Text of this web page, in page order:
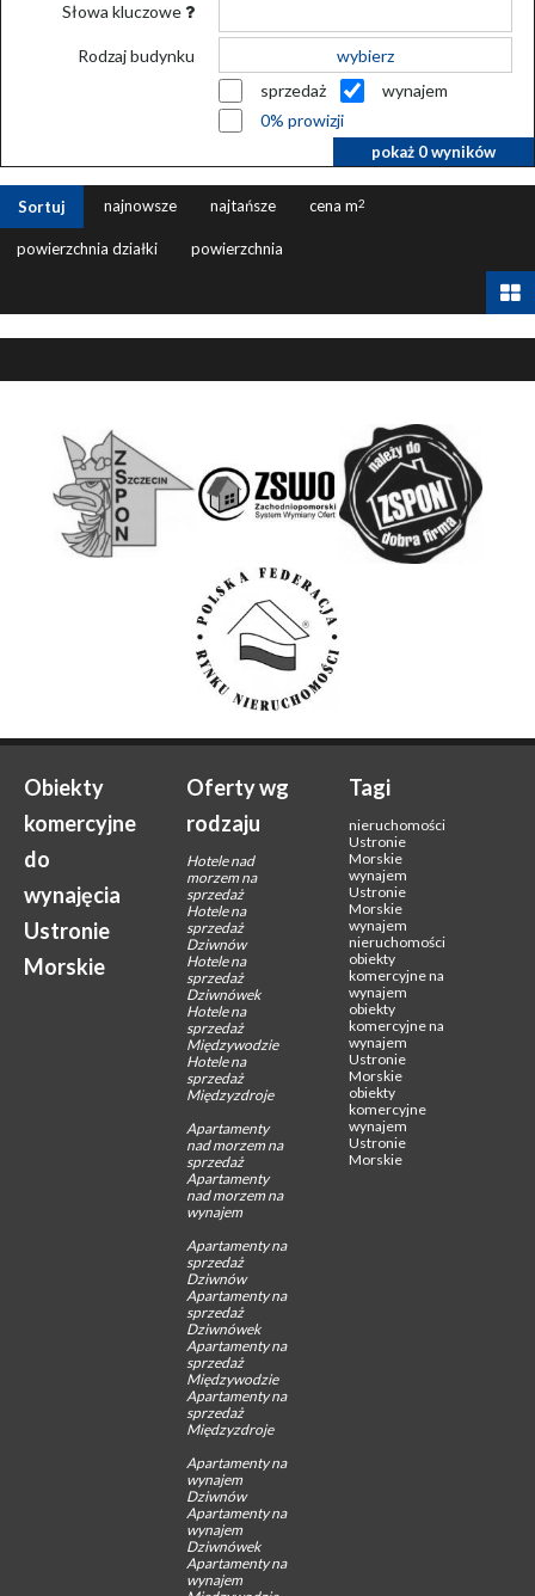
Słowa kluczowe
Rodzaj budynku
wybierz
sprzedaż
wynajem
0% prowizji
pokaż 0wyników
Sortuj najnowsze najtańsze cena m2
powierzchnia działki powierzchnia
Obiekty
komercyjne
do
wynajęcia
Ustronie
Morskie
Oferty wg
rodzaju
Hotele nad
morzem na
sprzedaż
Hotele na
sprzedaż
Dziwnów
Hotele na
sprzedaż
Dziwnówek
Hotele na
sprzedaż
Międzywodzie
Hotele na
sprzedaż
Międzyzdroje
Apartamenty
nad morzem na
sprzedaż
Apartamenty
nad morzem na
wynajem
Apartamenty na
sprzedaż
Dziwnów
Apartamenty na
sprzedaż
Dziwnówek
Apartamenty na
sprzedaż
Międzywodzie
Apartamenty na
sprzedaż
Międzyzdroje
Apartamenty na
wynajem
Dziwnów
Apartamenty na
wynajem
Dziwnówek
Apartamenty na
wynajem
Tagi
nieruchomości
Ustronie
Morskie
wynajem
Ustronie
Morskie
wynajem
nieruchomości
obiekty
komercyjne na
wynajem
obiekty
komercyjne na
wynajem
Ustronie
Morskie
obiekty
komercyjne
wynajem
Ustronie
Morskie